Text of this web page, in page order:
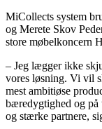
MiCollects system
og Merete Skov
store møbelkoncern
– Jeg lægger ikke
vores løsning. Vi vil
mest ambitiøse
bæredygtighed og på
og stærke partnere,